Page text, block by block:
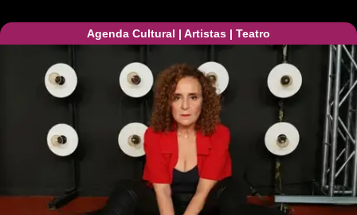
Agenda Cultural | Artistas | Teatro